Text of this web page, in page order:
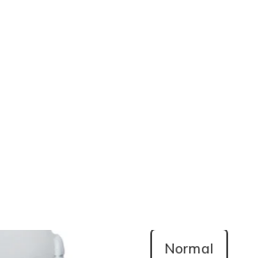
Normal